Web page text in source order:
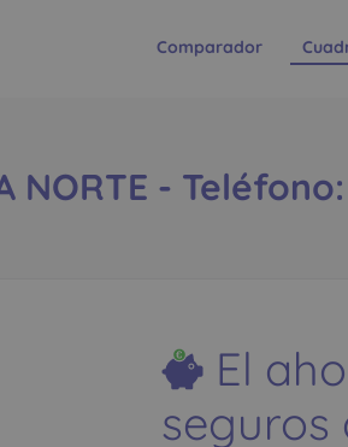
Comparador
NORTE -
El
seguros